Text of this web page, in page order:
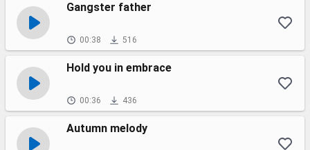
Gangster father
00:38 516
Hold you in embrace
00:36 436
Autumn melody